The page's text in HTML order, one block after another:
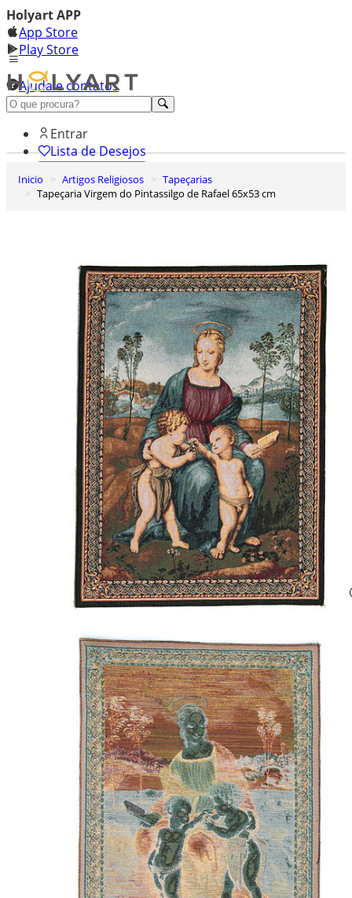
Holyart APP
App Store
Play Store
Ajuda e contatos
Conheça premium
Entrar
Lista de Desejos
0
Carrinho de Compras
Inicio Artigos Religiosos
Tapeçarias
Tapeçaria Virgem do Pintassilgo de Rafael 65x53 cm